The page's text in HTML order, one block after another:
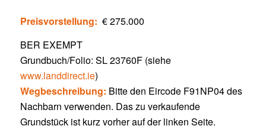
Preisvorstellung: € 275.000
BER EXEMPT
Grundbuch/Folio: SL 23760F (siehe
www.landdirect.ie)
Wegbeschreibung: Bitte den Eircode F91NP04 des
Nachbarn verwenden. Das zu verkaufende
Grundstück ist kurz vorher auf der linken Seite.